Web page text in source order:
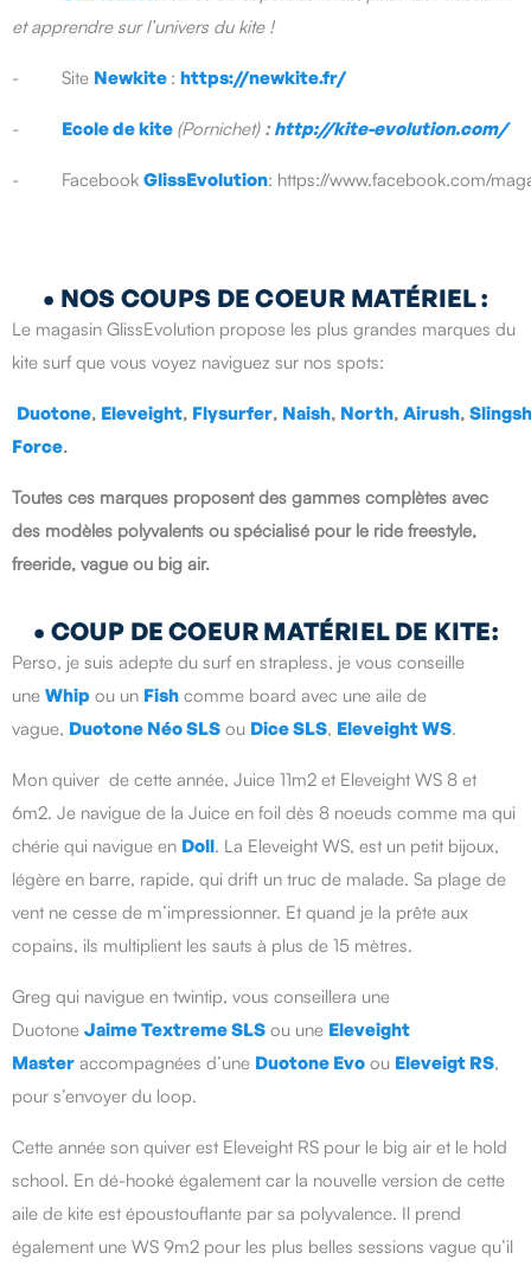
et apprendre sur l’univers du kite !
- Site Newkite : https://newkite.fr/
- Ecole de kite (Pornichet): http://kite-evolution.com/
- Facebook GlissEvolution: https://www.facebook.com/
• NOS COUPS DE COEUR MATÉRIEL :
Le magasin GlissEvolution propose les plus grandes marques du
kite surf que vous voyez naviguez sur nos spots:
Duotone, Eleveight, Flysurfer, Naish, North, Airush,
Force.
Toutes ces marques proposent des gammes complètes avec
des modèles polyvalents ou spécialisé pour le ride freestyle,
freeride, vague ou big air.
• COUP DE COEUR MATÉRIEL DE KITE:
Perso, je suis adepte du surf en strapless, je vous conseille
une Whip ou un Fish comme board avec une aile de
vague, Duotone Néo SLS ou Dice SLS, Eleveight WS.
Mon quiver de cette année, Juice 11m2 et Eleveight WS 8 et
6m2. Je navigue de la Juice en foil dès 8 noeuds comme ma qui
chérie qui navigue en Doll. La Eleveight WS, est un petit bijoux,
légère en barre, rapide, qui drift un truc de malade. Sa plage de
vent ne cesse de m’impressionner. Et quand je la prête aux
copains, ils multiplient les sauts à plus de 15 mètres.
Greg qui navigue en twintip, vous conseillera une
Duotone Jaime Textreme SLS ou une Eleveight
Master accompagnées d’une Duotone Evo ou Eleveigt RS,
pour s’envoyer du loop.
Cette année son quiver est Eleveight RS pour le big air et le hold
school. En dé-hooké également car la nouvelle version de cette
aile de kite est époustouflante par sa polyvalence. Il prend
également une WS 9m2 pour les plus belles sessions vague qu’il